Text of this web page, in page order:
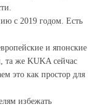
с 2019 годом. Есть
и японские
та же KUKA сейчас
это как простор для
избежать